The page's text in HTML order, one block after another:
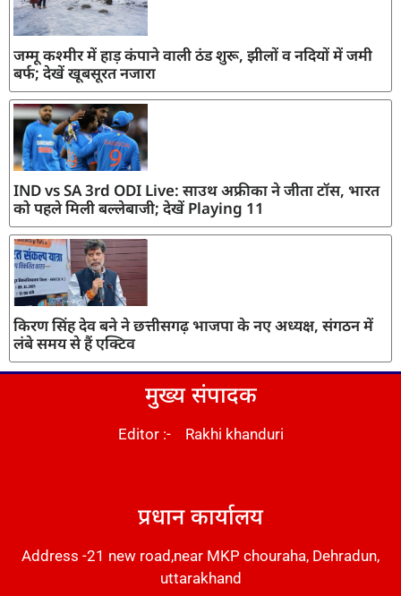
जम्मू कश्मीर में हाड़ कंपाने वाली ठंड शुरू, झीलों व नदियों में जमी
बर्फ; देखें खूबसूरत नजारा
IND vs SA 3rd ODI Live: साउथ अफ्रीका ने जीता टॉस, भारत
को पहले मिली बल्लेबाजी; देखें Playing 11
किरण सिंह देव बने ने छत्तीसगढ़ भाजपा के नए अध्यक्ष, संगठन में
लंबे समय से हैं एक्टिव
मुख्य संपादक
Editor :- Rakhi khanduri
प्रधान कार्यालय
Address -21 new road,near MKP chouraha, Dehradun,
uttarakhand